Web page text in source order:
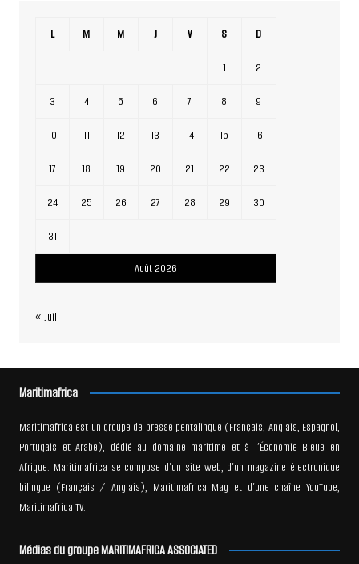
Août 2026
L M M J V S D
1 2
3 4 5 6 7 8 9
10 11 12 13 14 15 16
17 18 19 20 21 22 23
24 25 26 27 28 29 30
31
« Juil
Maritimafrica
Maritimafrica est un groupe de presse pentalingue (Français, Anglais, Espagnol,
Portugais et Arabe), dédié au domaine maritime et à l’Économie Bleue en
Afrique. Maritimafrica se compose d’un site web, d’un magazine électronique
bilingue (Français / Anglais), Maritimafrica Mag et d’une chaîne YouTube,
Maritimafrica TV.
Médias du groupe MARITIMAFRICA ASSOCIATED